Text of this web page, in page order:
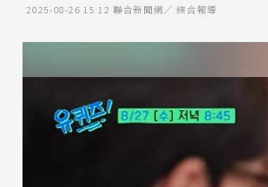
2025-08-26 15:12 聯合新聞網／ 綜合報導